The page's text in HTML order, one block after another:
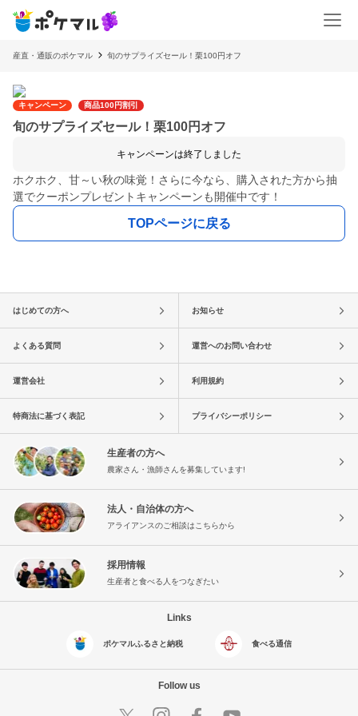
産直・通販のポケマル 旬のサプライズセール！栗100円オフ
キャンペーン 商品100円割引
旬のサプライズセール！栗100円オフ
キャンペーンは終了しました
ホクホク、甘～い秋の味覚！さらに今なら、購入された方から抽
選でクーポンプレゼントキャンペーンも開催中です！
TOPページに戻る
はじめての方へ お知らせ
よくある質問 運営へのお問い合わせ
運営会社 利用規約
特商法に基づく表記 プライバシーポリシー
生産者の方へ
農家さん・漁師さんを募集しています!
法人・自治体の方へ
アライアンスのご相談はこちらから
採用情報
生産者と食べる人をつなぎたい
Links
ポケマルふるさと納税 食べる通信
Follow us